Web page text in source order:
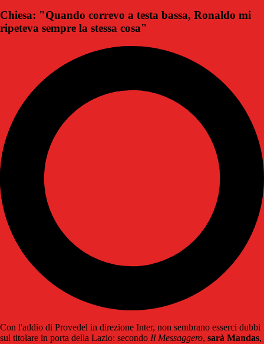
Chiesa: "Quando correvo a testa bassa, Ronaldo mi
ripeteva sempre la stessa cosa"
Con l'addio di Provedel in direzione Inter, non sembrano esserci dubbi
sul titolare in porta della Lazio: secondo Il Messaggero, sarà Mandas,